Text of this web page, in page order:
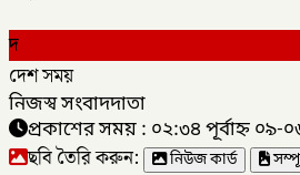
দ
দেশ সময়
নিজস্ব সংবাদদাতা
প্রকাশের সময় : ০২:৩৪ পূর্বাহ্ন ০৯-
ছবি তৈরি করুন: নিউজ কার্ড